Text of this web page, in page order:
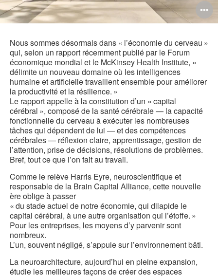
Nous sommes désormais dans « l’économie du cerveau »
qui, selon un rapport récemment publié par le Forum
économique mondial et le McKinsey Health Institute, «
délimite un nouveau domaine où les intelligences
humaine et artificielle travaillent ensemble pour améliorer
la productivité et la résilience. »
Le rapport appelle à la constitution d’un « capital
cérébral », composé de la santé cérébrale — la capacité
fonctionnelle du cerveau à exécuter les nombreuses
tâches qui dépendent de lui — et des compétences
cérébrales — réflexion claire, apprentissage, gestion de
l’attention, prise de décisions, résolutions de problèmes.
Bref, tout ce que l’on fait au travail.
Comme le relève Harris Eyre, neuroscientifique et
responsable de la Brain Capital Alliance, cette nouvelle
ère oblige à passer
« du stade actuel de notre économie, qui dilapide le
capital cérébral, à une autre organisation qui l’étoffe. »
Pour les entreprises, les moyens d’y parvenir sont
nombreux.
L’un, souvent négligé, s’appuie sur l’environnement bâti.
La neuroarchitecture, aujourd’hui en pleine expansion,
étudie les meilleures façons de créer des espaces